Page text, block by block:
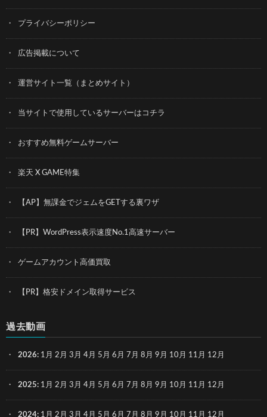
プライバシーポリシー
広告掲載について
運営サイト一覧（まとめサイト）
当サイトで使用しているサーバーはコチラ
おすすめ無料ゲームサーバー
楽天 X GAME特集
【AP】無課金でジェムをGETする裏ワザ
【PR】WordPress表示速度No.1高速サーバー
ゲームアカウント高価買取
【PR】格安ドメイン取得サービス
過去動画
2026: 1月 2月 3月 4月 5月 6月 7月 8月 9月 10月 11月 12月
2025: 1月 2月 3月 4月 5月 6月 7月 8月 9月 10月 11月 12月
2024: 1月 2月 3月 4月 5月 6月 7月 8月 9月 10月 11月 12月